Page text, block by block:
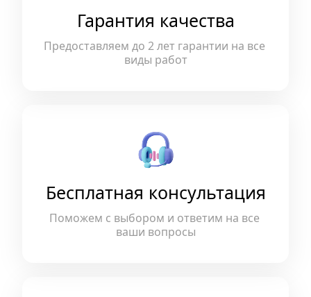
Гарантия качества
Предоставляем до 2 лет гарантии на все
виды работ
Бесплатная консультация
Поможем с выбором и ответим на все
ваши вопросы